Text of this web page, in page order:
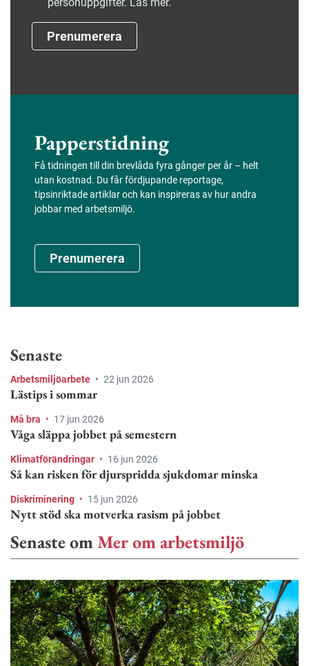
Prenumerera
Papperstidning
Få tidningen till din brevlåda fyra gånger per år – helt
utan kostnad. Du får fördjupande reportage,
tipsinriktade artiklar och kan inspireras av hur andra
jobbar med arbetsmiljö.
Prenumerera
Senaste
Arbetsmiljöarbete • 22 jun 2026
Lästips i sommar
Må bra • 17 jun 2026
Våga släppa jobbet på semestern
Klimatförändringar • 16 jun 2026
Så kan risken för djurspridda sjukdomar minska
Diskriminering • 15 jun 2026
Nytt stöd ska motverka rasism på jobbet
Senaste omMer om arbetsmiljö